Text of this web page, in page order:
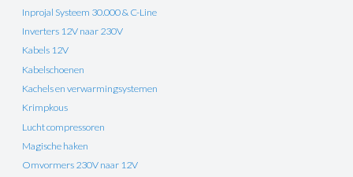
Inprojal Systeem 30.000 & C-Line
Inverters 12V naar 230V
Kabels 12V
Kabelschoenen
Kachels en verwarmingsystemen
Krimpkous
Lucht compressoren
Magische haken
Omvormers 230V naar 12V